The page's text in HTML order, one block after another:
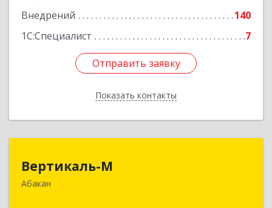
Внедрений
140
1С:Специалист
7
Отправить заявку
Показать контакты
Отправить заявку
Назад
Вертикаль-М
Абакан655017, Хакасия Респ, Абакан г, Чертыгашева